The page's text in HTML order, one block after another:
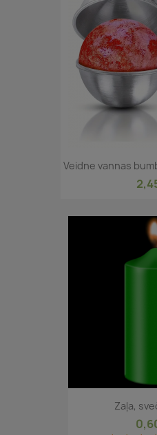
Veidne vannas
Zaļa,